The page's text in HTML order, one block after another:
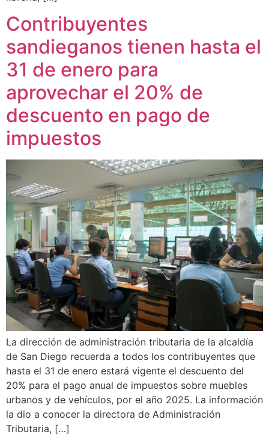
Contribuyentes
sandieganos tienen hasta el
31 de enero para
aprovechar el 20% de
descuento en pago de
impuestos
La dirección de administración tributaria de la alcaldía
de San Diego recuerda a todos los contribuyentes que
hasta el 31 de enero estará vigente el descuento del
20% para el pago anual de impuestos sobre muebles
urbanos y de vehículos, por el año 2025. La información
la dio a conocer la directora de Administración
Tributaria, […]